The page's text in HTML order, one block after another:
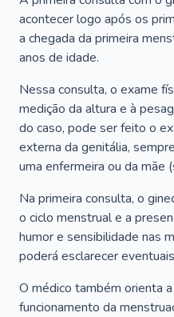
acontecer logo após os
a chegada da primeira
anos de idade.
Nessa consulta, o exame
medição da altura e à
do caso, pode ser feito o
externa da genitália,
uma enfermeira ou da mãe
Na primeira consulta, o
o ciclo menstrual e a
humor e sensibilidade nas
poderá esclarecer
O médico também orienta
funcionamento da